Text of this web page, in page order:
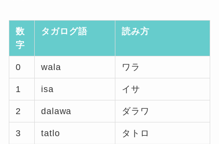
数
字
タガログ語 読み方
0 wala ワラ
1 isa イサ
2 dalawa ダラワ
3 tatlo タトロ